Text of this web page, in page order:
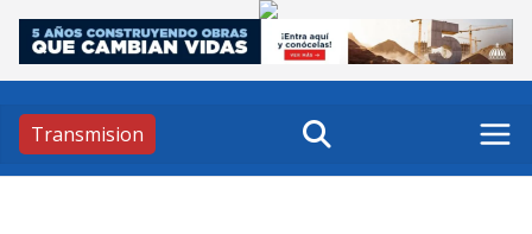
Skip
content
Transmision